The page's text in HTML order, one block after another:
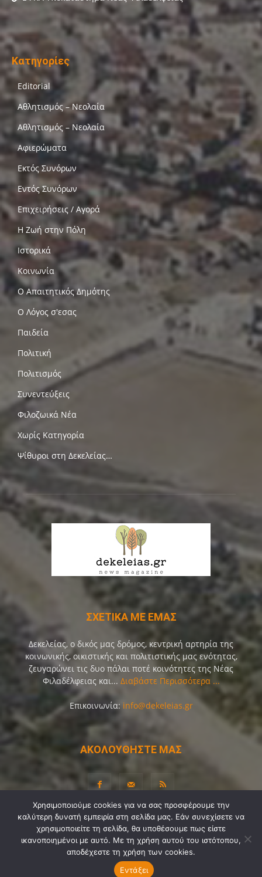
Κατηγορίες
Editorial
Αθλητισμός – Νεολαία
Αθλητισμός – Νεολαία
Αφιερώματα
Εκτός Συνόρων
Εντός Συνόρων
Επιχειρήσεις / Αγορά
Η Ζωή στην Πόλη
Ιστορικά
Κοινωνία
Ο Απαιτητικός Δημότης
Ο Λόγος σ'εσας
Παιδεία
Πολιτική
Πολιτισμός
Συνεντεύξεις
Φιλοζωικά Νέα
Χωρίς Κατηγορία
Ψίθυροι στη Δεκελείας…
ΣΧΕΤΙΚΑ ΜΕ ΕΜΑΣ
Δεκελείας, ο δικός μας δρόμος, κεντρική αρτηρία της
κοινωνικής, οικιστικής και πολιτιστικής μας ενότητας,
ζευγαρώνει τις δυο πάλαι ποτέ κοινότητες της Νέας
Φιλαδέλφειας και... Διαβάστε Περισσότερα ...
Επικοινωνία: info@dekeleias.gr
ΑΚΟΛΟΥΘΗΣΤΕ ΜΑΣ
Διαύγεια Λίγα Λόγια για Εμάς
Επικοινωνία
Όροι Χρήσης
Προσωπικά Δεδομένα
Sitemap
Ψηφοφορίες
© Copyright 2021-2026 by Dekeleias.gr
Χρησιμοποιούμε cookies για να σας προσφέρουμε την
καλύτερη δυνατή εμπειρία στη σελίδα μας. Εάν συνεχίσετε να
χρησιμοποιείτε τη σελίδα, θα υποθέσουμε πως είστε
ικανοποιημένοι με αυτό. Με τη χρήση αυτού του ιστότοπου,
αποδέχεστε τη χρήση των cookies.
Εντάξει